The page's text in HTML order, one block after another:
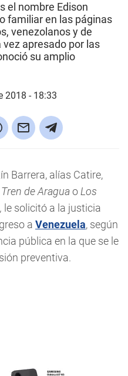
el nombre Edison
familiar en las páginas
venezolanos y de
apresado por las
su amplio
2018 - 18:33
Barrera, alías Catire,
Tren de Araguao Los
le solicitó a la justicia
a Venezuela, según
pública en la que se le
preventiva.